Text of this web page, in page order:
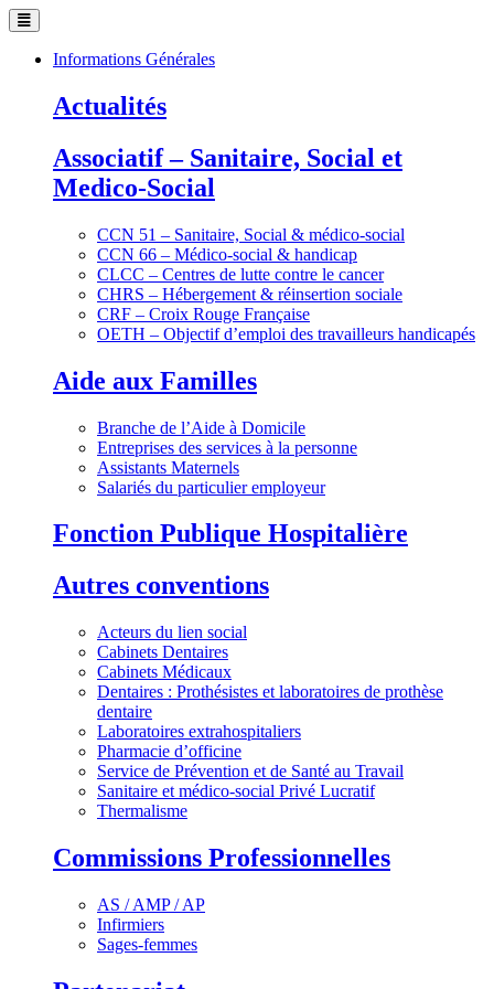
Informations Générales
Actualités
Associatif – Sanitaire, Social et
Medico-Social
CCN 51 – Sanitaire, Social & médico-social
CCN 66 – Médico-social & handicap
CLCC – Centres de lutte contre le cancer
CHRS – Hébergement & réinsertion sociale
CRF – Croix Rouge Française
OETH – Objectif d’emploi des travailleurs handicapés
Aide aux Familles
Branche de l’Aide à Domicile
Entreprises des services à la personne
Assistants Maternels
Salariés du particulier employeur
Fonction Publique Hospitalière
Autres conventions
Acteurs du lien social
Cabinets Dentaires
Cabinets Médicaux
Dentaires : Prothésistes et laboratoires de prothèse
dentaire
Laboratoires extrahospitaliers
Pharmacie d’officine
Service de Prévention et de Santé au Travail
Sanitaire et médico-social Privé Lucratif
Thermalisme
Commissions Professionnelles
AS / AMP / AP
Infirmiers
Sages-femmes